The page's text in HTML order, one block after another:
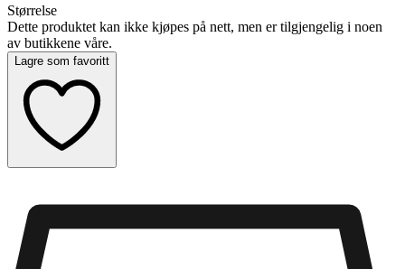
Størrelse
Dette produktet kan ikke kjøpes på nett, men er tilgjengelig i noen
av butikkene våre.
Lagre som favoritt